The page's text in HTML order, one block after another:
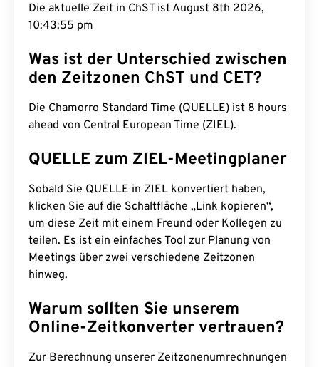
Die aktuelle Zeit in ChST ist August 8th 2026,
10:43:56 pm
Was ist der Unterschied zwischen
den Zeitzonen ChST und CET?
Die Chamorro Standard Time (QUELLE) ist 8 hours
ahead von Central European Time (ZIEL).
QUELLE zum ZIEL-Meetingplaner
Sobald Sie QUELLE in ZIEL konvertiert haben,
klicken Sie auf die Schaltfläche „Link kopieren“,
um diese Zeit mit einem Freund oder Kollegen zu
teilen. Es ist ein einfaches Tool zur Planung von
Meetings über zwei verschiedene Zeitzonen
hinweg.
Warum sollten Sie unserem
Online-Zeitkonverter vertrauen?
Zur Berechnung unserer Zeitzonenumrechnungen